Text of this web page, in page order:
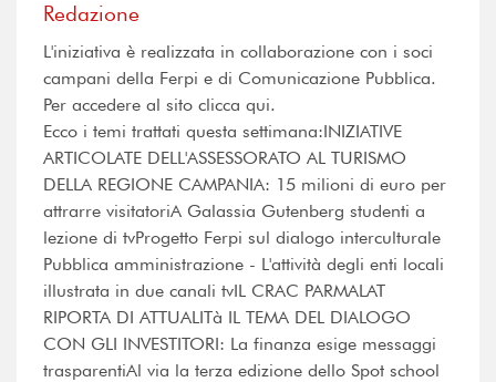
Redazione
L'iniziativa è realizzata in collaborazione con i soci
campani della Ferpi e di Comunicazione Pubblica.
Per accedere al sito clicca qui.
Ecco i temi trattati questa settimana:INIZIATIVE
ARTICOLATE DELL'ASSESSORATO AL TURISMO
DELLA REGIONE CAMPANIA: 15 milioni di euro per
attrarre visitatoriA Galassia Gutenberg studenti a
lezione di tvProgetto Ferpi sul dialogo interculturale
Pubblica amministrazione - L'attività degli enti locali
illustrata in due canali tvIL CRAC PARMALAT
RIPORTA DI ATTUALITà IL TEMA DEL DIALOGO
CON GLI INVESTITORI: La finanza esige messaggi
trasparentiAl via la terza edizione dello Spot school